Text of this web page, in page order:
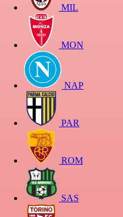
MIL
MON
NAP
PAR
ROM
SAS